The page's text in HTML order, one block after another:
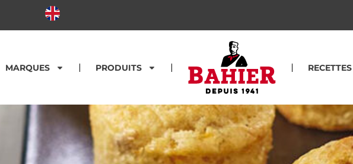
MARQUES PRODUITS RECETTES